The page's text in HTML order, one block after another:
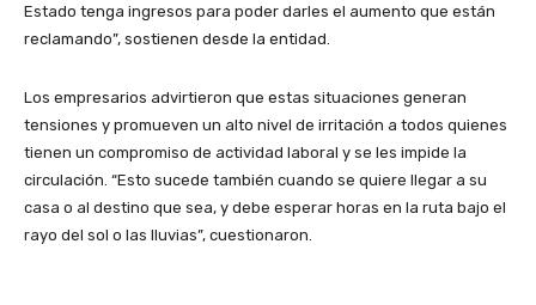
Estado tenga ingresos para poder darles el aumento que están
reclamando”, sostienen desde la entidad.
Los empresarios advirtieron que estas situaciones generan
tensiones y promueven un alto nivel de irritación a todos quienes
tienen un compromiso de actividad laboral y se les impide la
circulación. “Esto sucede también cuando se quiere llegar a su
casa o al destino que sea, y debe esperar horas en la ruta bajo el
rayo del sol o las lluvias”, cuestionaron.